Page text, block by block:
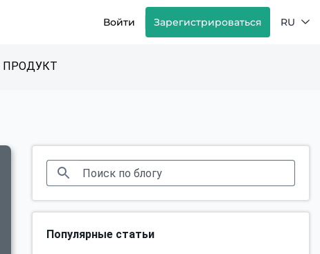
Войти Зарегистрироваться RU
ПРОДУКТ
Популярные статьи